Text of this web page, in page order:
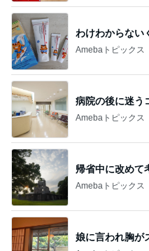
わけわからない
Amebaトピックス
病院の後に迷う
Amebaトピックス
帰省中に改めて
Amebaトピックス
娘に言われ胸が